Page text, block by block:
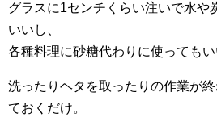
グラスに1センチくらい注いで水や
いいし、
各種料理に砂糖代わりに使ってもい
洗ったりヘタを取ったりの作業が
ておくだけ。